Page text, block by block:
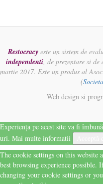
Restocracy este un sistem de
independenti, de prezentare si
martie 2017. Este un produs al
(
Web design si
Experiența pe acest site va fi
uri. Mai multe informatii
The cookie settings on this
best browsing experience possible.
changing your cookie settings or